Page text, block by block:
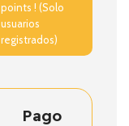
points ! (Solo
usuarios
registrados)
Pago